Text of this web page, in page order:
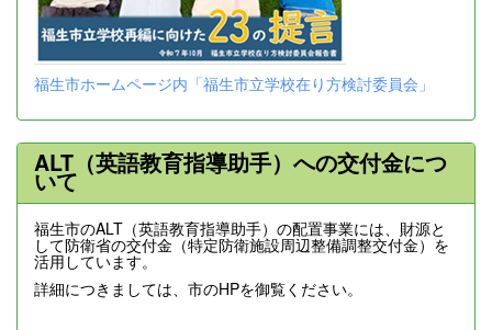
福生市ホームページ内「福生市立学校在り方検討委員会」
ALT（英語教育指導助手）への交付金につ
いて
福生市のALT（英語教育指導助手）の配置事業には、財源と
して防衛省の交付金（特定防衛施設周辺整備調整交付金）を
活用しています。
詳細につきましては、市のHPを御覧ください。